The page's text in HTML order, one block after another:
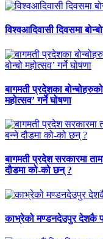
विश्वआदिवासी दिवसमा
बागमती प्रदेशका
महोत्सव’ गर्ने घोषणा
बागमती प्रदेश सरकारमा
दौडमा को‐को छन् ?
काभ्रेको मण्डनदेउपुर देशकै